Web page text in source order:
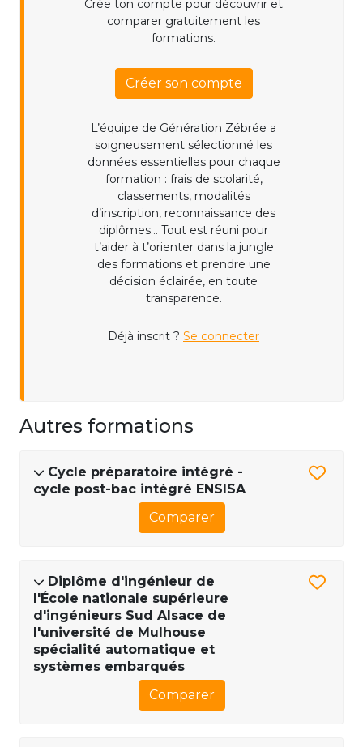
Crée ton compte pour découvrir et
comparer gratuitement les
formations.
Créer son compte
L’équipe de Génération Zébrée a
soigneusement sélectionné les
données essentielles pour chaque
formation : frais de scolarité,
classements, modalités
d’inscription, reconnaissance des
diplômes... Tout est réuni pour
t’aider à t’orienter dans la jungle
des formations et prendre une
décision éclairée, en toute
transparence.
Déjà inscrit ? Se connecter
Autres formations
Cycle préparatoire intégré -
cycle post-bac intégré ENSISA
Comparer
Diplôme d'ingénieur de
l'École nationale supérieure
d'ingénieurs Sud Alsace de
l'université de Mulhouse
spécialité automatique et
systèmes embarqués
Comparer